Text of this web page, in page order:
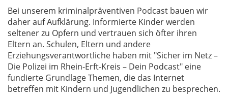
Bei unserem kriminalpräventiven Podcast bauen wir
daher auf Aufklärung. Informierte Kinder werden
seltener zu Opfern und vertrauen sich öfter ihren
Eltern an. Schulen, Eltern und andere
Erziehungsverantwortliche haben mit "Sicher im Netz –
Die Polizei im Rhein-Erft-Kreis – Dein Podcast" eine
fundierte Grundlage Themen, die das Internet
betreffen mit Kindern und Jugendlichen zu besprechen.